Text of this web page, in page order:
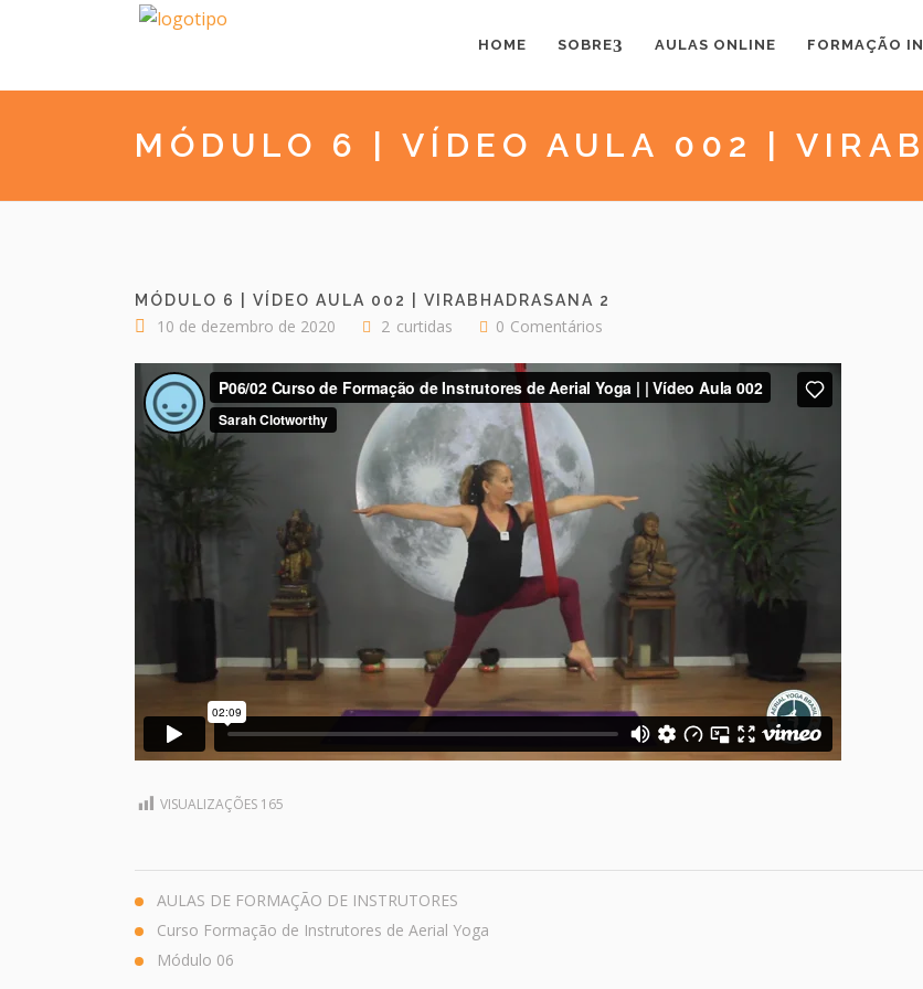
HOME SOBRE AULAS ONLINE FORMAÇÃO
MÓDULO 6 | VÍDEO AULA 002 |
MÓDULO 6 | VÍDEO AULA 002 | VIRABHADRASANA 2
10 de dezembro de 2020 2 curtidas 0 Comentários
VISUALIZAÇÕES 165
AULAS DE FORMAÇÃO DE INSTRUTORES
Curso Formação de Instrutores de Aerial Yoga
Módulo 06